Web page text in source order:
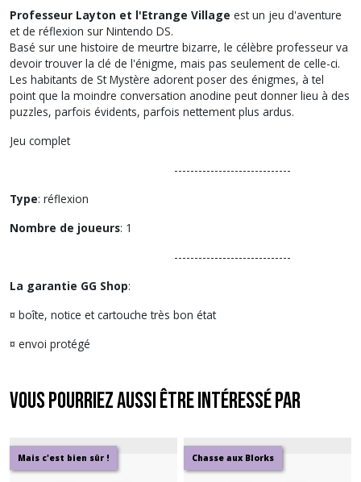
Professeur Layton et l'Etrange Village est un jeu d'aventure
et de réflexion sur Nintendo DS.
Basé sur une histoire de meurtre bizarre, le célèbre professeur va
devoir trouver la clé de l'énigme, mais pas seulement de celle-ci.
Les habitants de St Mystère adorent poser des énigmes, à tel
point que la moindre conversation anodine peut donner lieu à des
puzzles, parfois évidents, parfois nettement plus ardus.
Jeu complet
-----------------------------
Type: réflexion
Nombre de joueurs: 1
-----------------------------
La garantie GG Shop:
¤ boîte, notice et cartouche très bon état
¤ envoi protégé
Vous pourriez aussi être intéressé par
Mais c'est bien sûr ! Chasse aux Blorks